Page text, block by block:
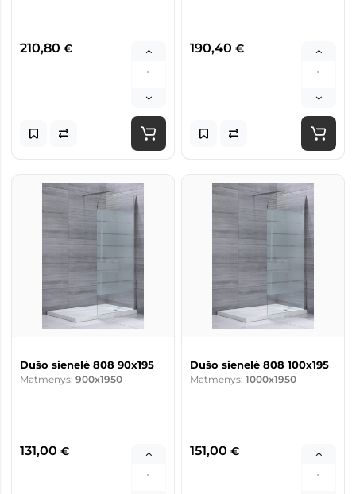
210,80 € 190,40 €
Dušo sienelė 808 90x195
Matmenys: 900x1950
131,00 €
Dušo sienelė 808 100x195
Matmenys: 1000x1950
151,00 €